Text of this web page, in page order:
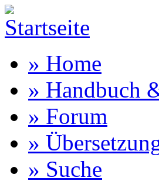
» Home
» Handbuch
» Forum
»
» Suche